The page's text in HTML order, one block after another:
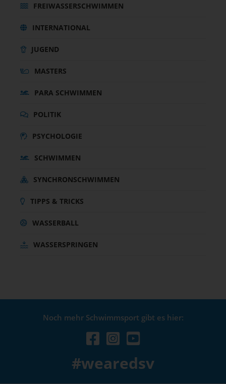
FREIWASSERSCHWIMMEN
INTERNATIONAL
JUGEND
MASTERS
PARA SCHWIMMEN
POLITIK
PSYCHOLOGIE
SCHWIMMEN
SYNCHRONSCHWIMMEN
TIPPS & TRICKS
WASSERBALL
WASSERSPRINGEN
Noch mehr Schwimmsport gibt es hier:
#wearedsv